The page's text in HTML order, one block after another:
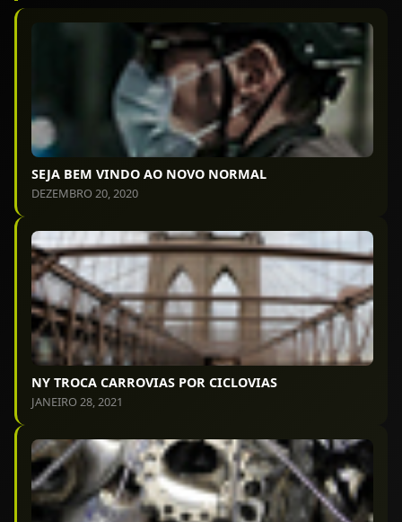
SEJA BEM VINDO AO NOVO NORMAL
DEZEMBRO 20, 2020
NY TROCA CARROVIAS POR CICLOVIAS
JANEIRO 28, 2021